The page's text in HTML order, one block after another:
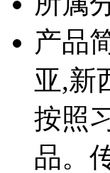
产品
亚,新
按照
品。